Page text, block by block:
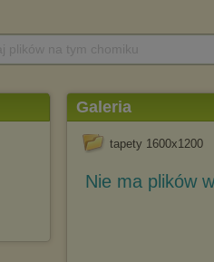
Galeria
tapety 1600x1200
Nie ma plików